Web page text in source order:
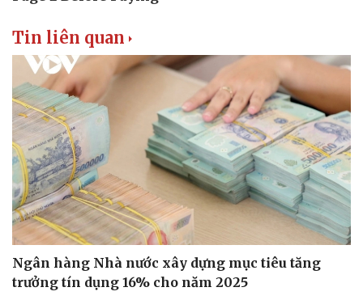
Tin liên quan
Ngân hàng Nhà nước xây dựng mục tiêu tăng
trưởng tín dụng 16% cho năm 2025